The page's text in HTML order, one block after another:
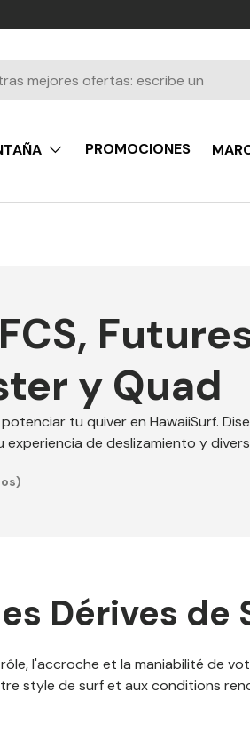
PROMOCIONES
y Quad
tu quiver en HawaiiSurf.
de deslizamiento y
Dérives de
l'accroche et la maniabilité de
style de surf et aux conditions